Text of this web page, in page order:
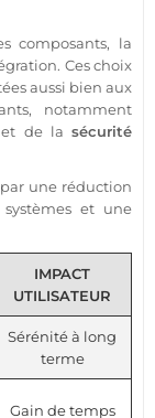
composants, la
Ces choix
aussi bien aux
notamment
et de lasécurité
une réduction
et une
IMPACT
UTILISATEUR
Sérénité à long
terme
Gain de temps